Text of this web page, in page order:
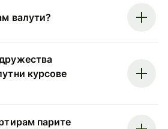
валути?
курсове
парите